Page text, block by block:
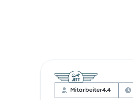
Mitarbeiter4.4